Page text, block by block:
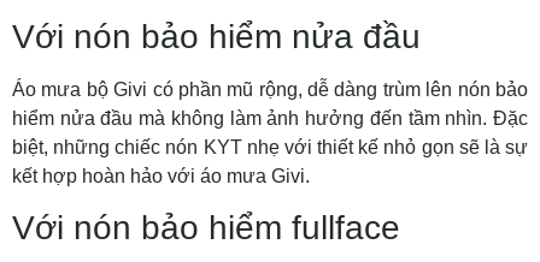
Với nón bảo hiểm nửa đầu
Áo mưa bộ Givi có phần mũ rộng, dễ dàng trùm lên nón bảo
hiểm nửa đầu mà không làm ảnh hưởng đến tầm nhìn. Đặc
biệt, những chiếc nón KYT nhẹ với thiết kế nhỏ gọn sẽ là sự
kết hợp hoàn hảo với áo mưa Givi.
Với nón bảo hiểm fullface